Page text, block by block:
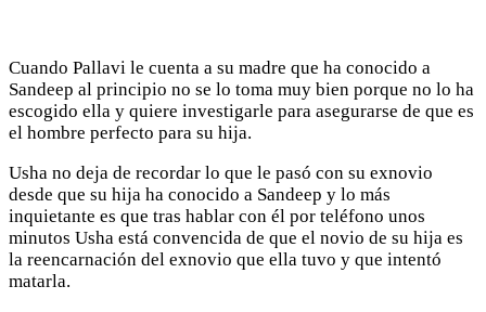
Cuando Pallavi le cuenta a su madre que ha conocido a
Sandeep al principio no se lo toma muy bien porque no lo ha
escogido ella y quiere investigarle para asegurarse de que es
el hombre perfecto para su hija.
Usha no deja de recordar lo que le pasó con su exnovio
desde que su hija ha conocido a Sandeep y lo más
inquietante es que tras hablar con él por teléfono unos
minutos Usha está convencida de que el novio de su hija es
la reencarnación del exnovio que ella tuvo y que intentó
matarla.